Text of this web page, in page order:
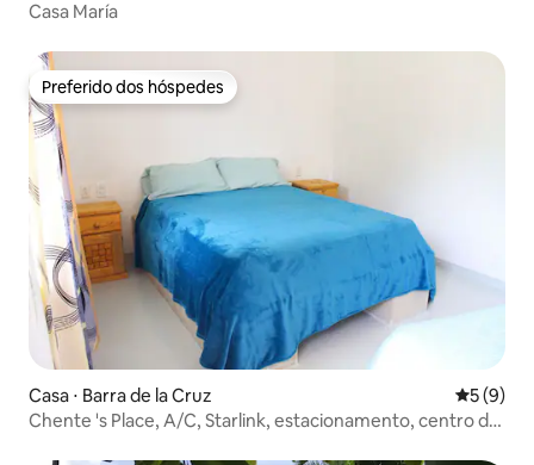
Casa María
Preferido dos hóspedes
Preferido dos hóspedes
Casa ⋅ Barra de la Cruz 5 de
5 (9)
Chente 's Place, A/C, Starlink, estacionamento, centro da